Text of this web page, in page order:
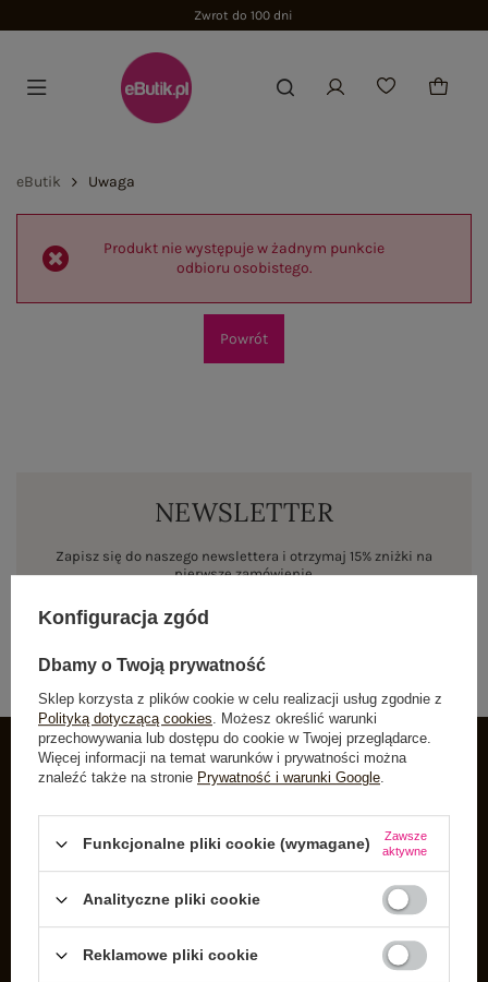
Zwrot do 100 dni
eButik Uwaga
Produkt nie występuje w żadnym punkcie
odbioru osobistego.
Powrót
NEWSLETTER
Zapisz się do naszego newslettera i otrzymaj 15% zniżki na
pierwsze zamówienie
INFORMACJE O BUTIK
Listy zakupowe
Lista zakupionych produktów
Historia transakcji
Konfiguracja zgód
Dbamy o Twoją prywatność
Sklep korzysta z plików cookie w celu realizacji usług zgodnie z
Polityką dotyczącą cookies. Możesz określić warunki
przechowywania lub dostępu do cookie w Twojej przeglądarce.
Więcej informacji na temat warunków i prywatności można
znaleźć także na stronie Prywatność i warunki Google.
Funkcjonalne pliki cookie (wymagane)
Zawsze
aktywne
Analityczne pliki cookie
Reklamowe pliki cookie